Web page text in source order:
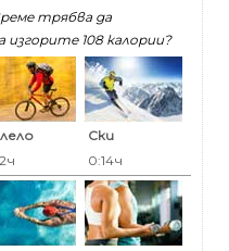
трябва да
изгорите 108 калoрии?
Ски
0:14ч